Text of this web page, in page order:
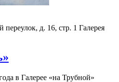
д. 16, стр. 1 Галерея
в Галерее «на Трубной»